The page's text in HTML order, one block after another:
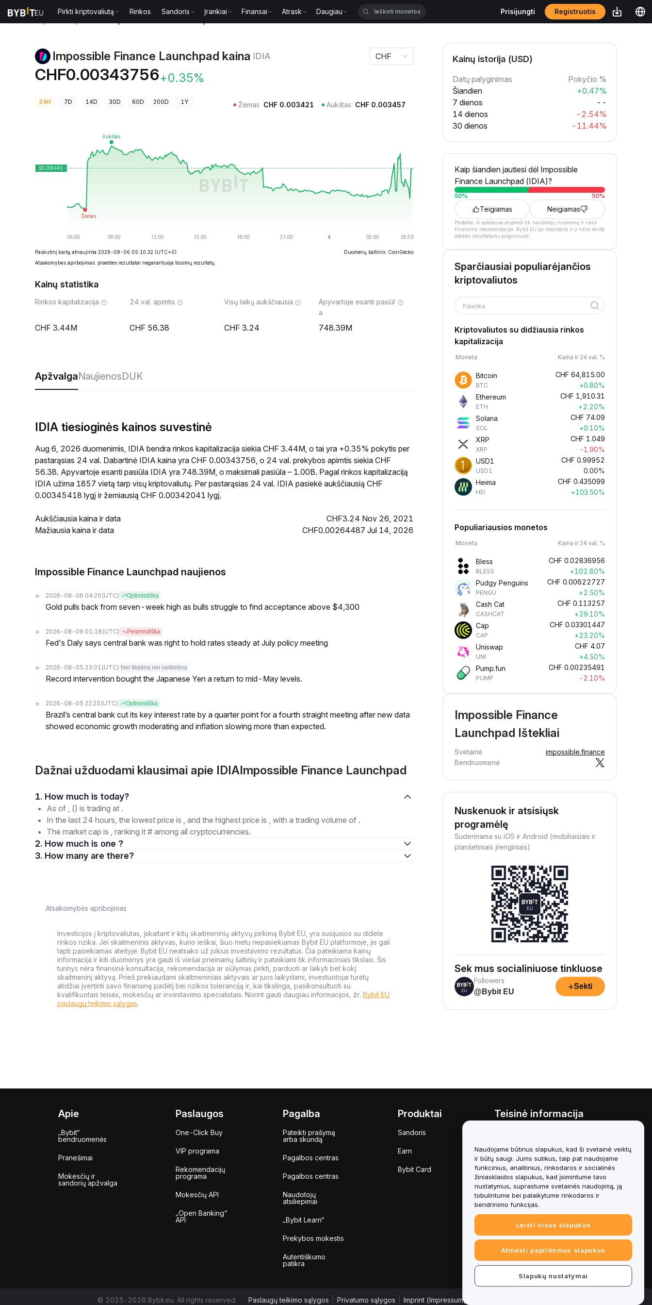
Pirkti kriptovaliutą Rinkos Sandoris Įrankiai Finansai Atrask Daugiau Prisijungti Registruotis
Impossible Finance Launchpad kaina IDIA
CHF0.00343756+0.35%
CHF
24H 7D 14D 30D 60D 200D 1Y Žemas CHF 0.003421 Aukštas CHF 0.003457
Paskutinį kartą atnaujinta 2026-08-06 05:10:32 (UTC+0)
Duomenų šaltinis: CoinGecko
Atsakomybės apribojimas: praeities rezultatai negarantuoja būsimų rezultatų.
Kainų statistika
Rinkos kapitalizacija
3.44M
24 val. apimtis
56.38
Visų laikų aukščiausia
3.24
Apyvartoje esanti pasiūl
a
748.39M
ApžvalgaNaujienosDUK
IDIA tiesioginės kainos suvestinė
Aug 6, 2026 duomenimis, IDIA bendra rinkos kapitalizacija siekia CHF 3.44M, o tai yra +0.35% pokytis per
pastarąsias 24 val. Dabartinė IDIA kaina yra CHF 0.00343756, o 24 val. prekybos apimtis siekia CHF
56.38. Apyvartoje esanti pasiūla IDIA yra 748.39M, o maksimali pasiūla – 1.00B. Pagal rinkos kapitalizaciją
IDIA užima 1857 vietą tarp visų kriptovaliutų. Per pastarąsias 24 val. IDIA pasiekė aukščiausią CHF
0.00345418 lygį ir žemiausią CHF 0.00342041 lygį.
Aukščiausia kaina ir data
CHF3.24 Nov 26, 2021
Mažiausia kaina ir data
CHF0.00264487 Jul 14, 2026
Impossible Finance Launchpad naujienos
2026-08-06 04:20 (UTC) Optimistiška
Gold pulls back from seven-week high as bulls struggle to find acceptance above $4,300
2026-08-06 01:18 (UTC) Pesimistiška
Fed's Daly says central bank was right to hold rates steady at July policy meeting
2026-08-05 23:01 (UTC) Nei tikėtina nei netikėtina
Record intervention bought the Japanese Yen a return to mid-May levels.
2026-08-05 22:25 (UTC) Optimistiška
Brazil’s central bank cut its key interest rate by a quarter point for a fourth straight meeting after new data
showed economic growth moderating and inflation slowing more than expected.
Dažnai užduodami klausimai apie IDIAImpossible Finance Launchpad
1. How much is today?
As of , () is trading at .
In the last 24 hours, the lowest price is , and the highest price is , with a trading volume of .
The market cap is , ranking it # among all cryptocurrencies.
2. How much is one ?
3. How many are there?
Atsakomybės apribojimas
Investicijos į kriptovaliutas, įskaitant ir kitų skaitmeninių aktyvų pirkimą Bybit EU, yra susijusios su didele
rinkos rizika. Jei skaitmeninis aktyvas, kurio ieškai, šiuo metu nepasiekiamas Bybit EU platformoje, jis gali
tapti pasiekiamas ateityje. Bybit EU neatsako už jokius investavimo rezultatus. Čia pateikiama kainų
informacija ir kiti duomenys yra gauti iš viešai prieinamų šaltinių ir pateikiami tik informaciniais tikslais. Šis
turinys nėra finansinė konsultacija, rekomendacija ar siūlymas pirkti, parduoti ar laikyti bet kokį
skaitmeninį aktyvą. Prieš prekiaudami skaitmeniniais aktyvais ar juos laikydami, investuotojai turėtų
atidžiai įvertinti savo finansinę padėtį bei rizikos toleranciją ir, kai tikslinga, pasikonsultuoti su
kvalifikuotais teisės, mokesčių ar investavimo specialistais. Norint gauti daugiau informacijos, žr. Bybit EU
paslaugų teikimo sąlygas.
Kainų istorija (USD)
Datų palyginimas
Pokyčio %
Šiandien
+0.47%
7 dienos
--
14 dienos
-2.54%
30 dienos
-11.44%
Kaip šiandien jautiesi dėl Impossible
Finance Launchpad (IDIA)?
50% 50%
Teigiamas Neigiamas
Pastaba: ši apklausa atspindi tik naudotojų nuomonę ir nėra
finansinė rekomendacija. Bybit EU jai nepritaria ir ji nėra skirta
ateities rezultatams prognozuoti.
Sparčiausiai populiarėjančios
kriptovaliutos
Paieška
Kriptovaliutos su didžiausia rinkos
kapitalizacija
Moneta Kaina ir 24 val. %
Bitcoin
BTC
CHF 64,815.00
+0.80%
Ethereum
ETH
CHF 1,910.31
+2.20%
Solana
SOL
CHF 74.09
+0.10%
XRP
XRP
CHF 1.049
-1.90%
USD1
USD1
CHF 0.99952
0.00%
Heima
HEI
CHF 0.435099
+103.50%
Populiariausios monetos
Moneta Kaina ir 24 val. %
Bless
BLESS
CHF 0.02836956
+102.80%
Pudgy Penguins
PENGU
CHF 0.00622727
+2.50%
Cash Cat
CASHCAT
CHF 0.113257
+29.10%
Cap
CAP
CHF 0.03301447
+23.20%
Uniswap
UNI
CHF 4.07
+4.50%
Pump.fun
PUMP
CHF 0.00235491
-2.10%
Impossible Finance
Launchpad Ištekliai
Svetainė
impossible.finance
Bendruomenė
Nuskenuok ir atsisiųsk
programėlę
Suderinama su iOS ir Android (mobiliaisiais ir
planšetiniais įrenginiais)
Sek mus socialiniuose tinkluose
Followers
@Bybit EU
+Sekti
Apie
„Bybit“
bendruomenės
Pranešimai
Mokesčių ir
sandorių apžvalga
Paslaugos
One-Click Buy
VIP programa
Rekomendacijų
programa
Mokesčių API
„Open Banking“
API
Pagalba
Pateikti prašymą
arba skundą
Pagalbos centras
Pagalbos centras
Naudotojų
atsiliepimai
„Bybit Learn“
Prekybos mokestis
Autentiškumo
patikra
Produktai
Sandoris
Earn
Bybit Card
Teisinė informacija
Saugojimo ir administravimo
politikos santrauka
ESG informacija
Crypto-Asset White Papers
© 2025-2026 Bybit.eu. All rights reserved. Paslaugų teikimo sąlygos Privatumo sąlygos Imprint (Impressum)
Naudojame būtinus slapukus, kad ši svetainė veiktų
ir būtų saugi. Jums sutikus, taip pat naudojame
funkcinius, analitinius, rinkodaros ir socialinės
žiniasklaidos slapukus, kad įsimintume tavo
nustatymus, suprastume svetainės naudojimą, ją
tobulintume bei palaikytume rinkodaros ir
bendrinimo funkcijas.
Leisti visus slapukus
Atmesti papildomus slapukus
Slapukų nustatymai